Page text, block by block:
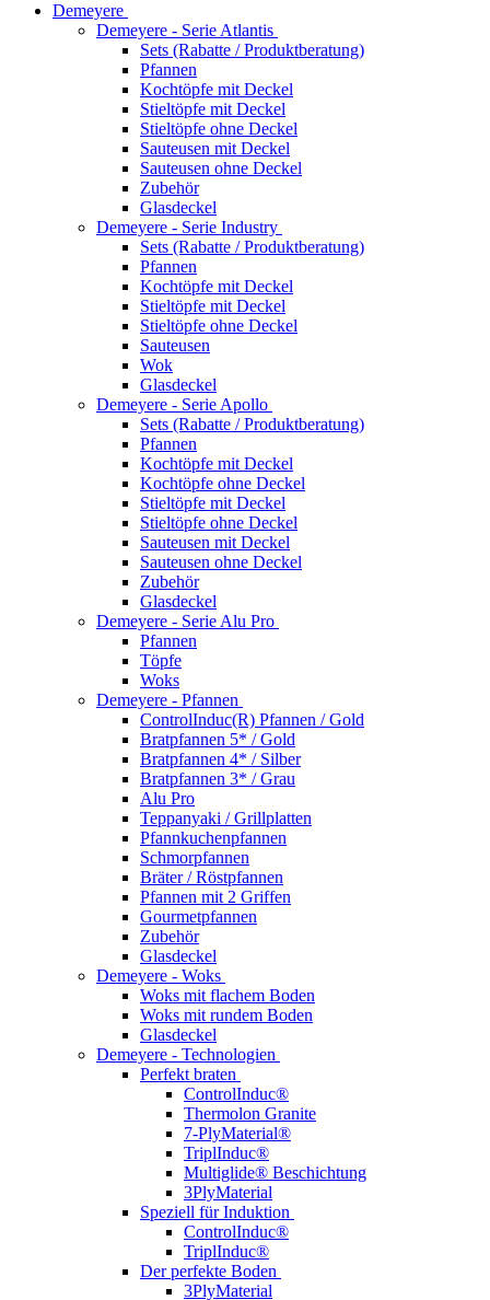
Demeyere
Demeyere - Serie Atlantis
Sets (Rabatte / Produktberatung)
Pfannen
Kochtöpfe mit Deckel
Stieltöpfe mit Deckel
Stieltöpfe ohne Deckel
Sauteusen mit Deckel
Sauteusen ohne Deckel
Zubehör
Glasdeckel
Demeyere - Serie Industry
Sets (Rabatte / Produktberatung)
Pfannen
Kochtöpfe mit Deckel
Stieltöpfe mit Deckel
Stieltöpfe ohne Deckel
Sauteusen
Wok
Glasdeckel
Demeyere - Serie Apollo
Sets (Rabatte / Produktberatung)
Pfannen
Kochtöpfe mit Deckel
Kochtöpfe ohne Deckel
Stieltöpfe mit Deckel
Stieltöpfe ohne Deckel
Sauteusen mit Deckel
Sauteusen ohne Deckel
Zubehör
Glasdeckel
Demeyere - Serie Alu Pro
Pfannen
Töpfe
Woks
Demeyere - Pfannen
ControlInduc(R) Pfannen / Gold
Bratpfannen 5* / Gold
Bratpfannen 4* / Silber
Bratpfannen 3* / Grau
Alu Pro
Teppanyaki / Grillplatten
Pfannkuchenpfannen
Schmorpfannen
Bräter / Röstpfannen
Pfannen mit 2 Griffen
Gourmetpfannen
Zubehör
Glasdeckel
Demeyere - Woks
Woks mit flachem Boden
Woks mit rundem Boden
Glasdeckel
Demeyere - Technologien
Perfekt braten
ControlInduc®
Thermolon Granite
7-PlyMaterial®
TriplInduc®
Multiglide® Beschichtung
3PlyMaterial
Speziell für Induktion
ControlInduc®
TriplInduc®
Der perfekte Boden
3PlyMaterial